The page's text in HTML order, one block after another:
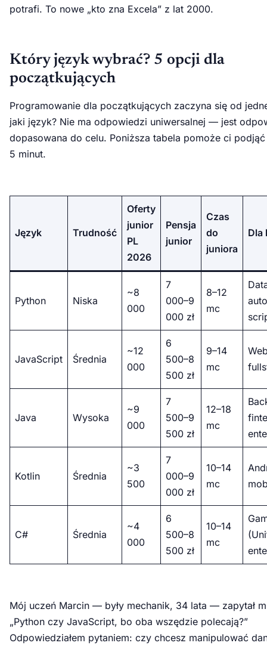
potrafi. To nowe „kto zna Excela” z lat 2000.
Który język wybrać? 5 opcji dla
początkujących
Programowanie dla początkujących zaczyna się od
jaki język? Nie ma odpowiedzi uniwersalnej — jest
dopasowana do celu. Poniższa tabela pomoże ci
5 minut.
Język Trudność
Oferty
junior
PL
2026
Pensja
junior
Czas
do
juniora
Dla
Python Niska
~8
000
7
000–9
000 zł
8–12
mc
JavaScript Średnia
~12
000
6
500–8
500 zł
9–14
mc
Java Wysoka
~9
000
7
500–9
500 zł
12–18
mc
Kotlin Średnia
~3
500
7
000–9
000 zł
10–14
mc
C# Średnia
~4
000
6
500–8
500 zł
10–14
mc
Mój uczeń Marcin — były mechanik, 34 lata — zapytał
„Python czy JavaScript, bo oba wszędzie polecają?”
Odpowiedziałem pytaniem: czy chcesz manipulować